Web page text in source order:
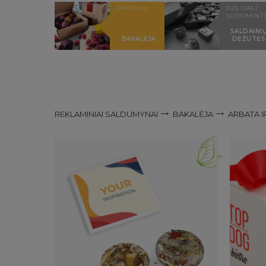
DAUGIAU
BAKALĖJA
JUS GALI
SUDOMINTI
DĖŽUTĖS
REKLAMINIAI SALDUMYNAI BAKALĖJA ARBATA